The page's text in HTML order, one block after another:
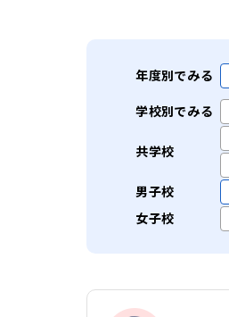
年度別でみる
学校別でみる
共学校
男子校
女子校